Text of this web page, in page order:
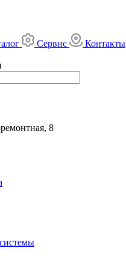
Сервис
Контакты
8